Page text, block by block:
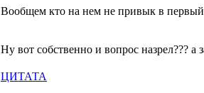
Вообщем кто на нем не привык в первый
Ну вот собственно и вопрос назрел??? а
ЦИТАТА